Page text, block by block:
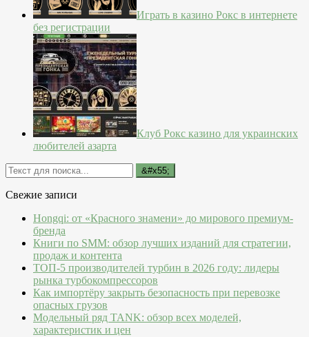
Играть в казино Рокс в интернете
без регистрации
Клуб Рокс казино для украинских
любителей азарта
Свежие записи
Hongqi: от «Красного знамени» до мирового премиум-
бренда
Книги по SMM: обзор лучших изданий для стратегии,
продаж и контента
ТОП-5 производителей турбин в 2026 году: лидеры
рынка турбокомпрессоров
Как импортёру закрыть безопасность при перевозке
опасных грузов
Модельный ряд TANK: обзор всех моделей,
характеристик и цен